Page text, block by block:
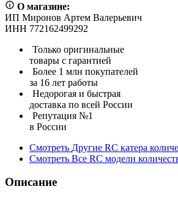
О магазине:
ИП Миронов Артем Валерьевич
ИНН 772162499292
Только оригинальные
товары с гарантией
Более 1 млн покупателей
за 16 лет работы
Недорогая и быстрая
доставка по всей России
Репутация №1
в России
Смотреть Другие RC катера
Смотреть Все RC модели
Описание